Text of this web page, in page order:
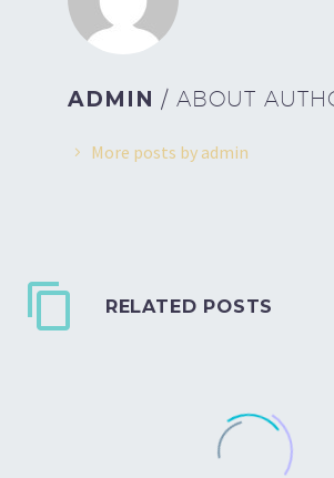
ADMIN / ABOUT
More posts by admin
RELATED POSTS